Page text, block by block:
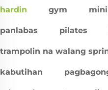
hardin gym
panlabas pilates
trampolin na walang
kabutihan